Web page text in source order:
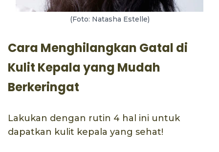
(Foto: Natasha Estelle)
Cara Menghilangkan Gatal di
Kulit Kepala yang Mudah
Berkeringat
Lakukan dengan rutin 4 hal ini untuk
dapatkan kulit kepala yang sehat!